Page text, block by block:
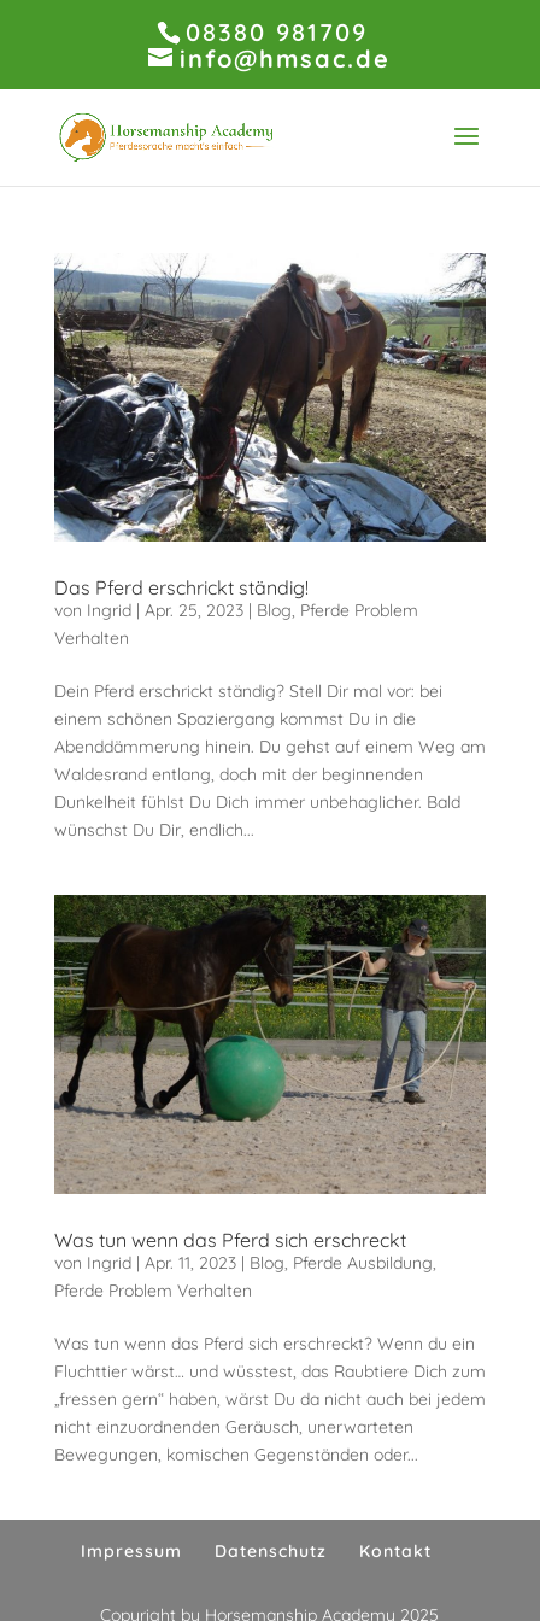
08380 981709
info@hmsac.de
Das Pferd erschrickt ständig!
von Ingrid| Apr. 25, 2023| Blog Pferde Problem
Verhalten
Dein Pferd erschrickt ständig? Stell Dir mal vor: bei
einem schönen Spaziergang kommst Du in die
Abenddämmerung hinein. Du gehst auf einem Weg am
Waldesrand entlang, doch mit der beginnenden
Dunkelheit fühlst Du Dich immer unbehaglicher. Bald
wünschst Du Dir, endlich...
Was tun wenn das Pferd sich erschreckt
von Ingrid| Apr. 11, 2023| Blog, Pferde Ausbildung,
Pferde Problem Verhalten
Was tun wenn das Pferd sich erschreckt? Wenn du ein
Fluchttier wärst… und wüsstest, das Raubtiere Dich zum
„fressen gern“ haben, wärst Du da nicht auch bei jedem
nicht einzuordnenden Geräusch, unerwarteten
Bewegungen, komischen Gegenständen oder...
Impressum Datenschutz Kontakt
Copyright by Horsemanship Academy 2025